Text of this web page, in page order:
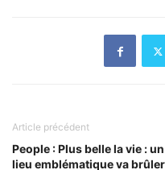
Article précédent
People : Plus belle la vie : un
lieu emblématique va